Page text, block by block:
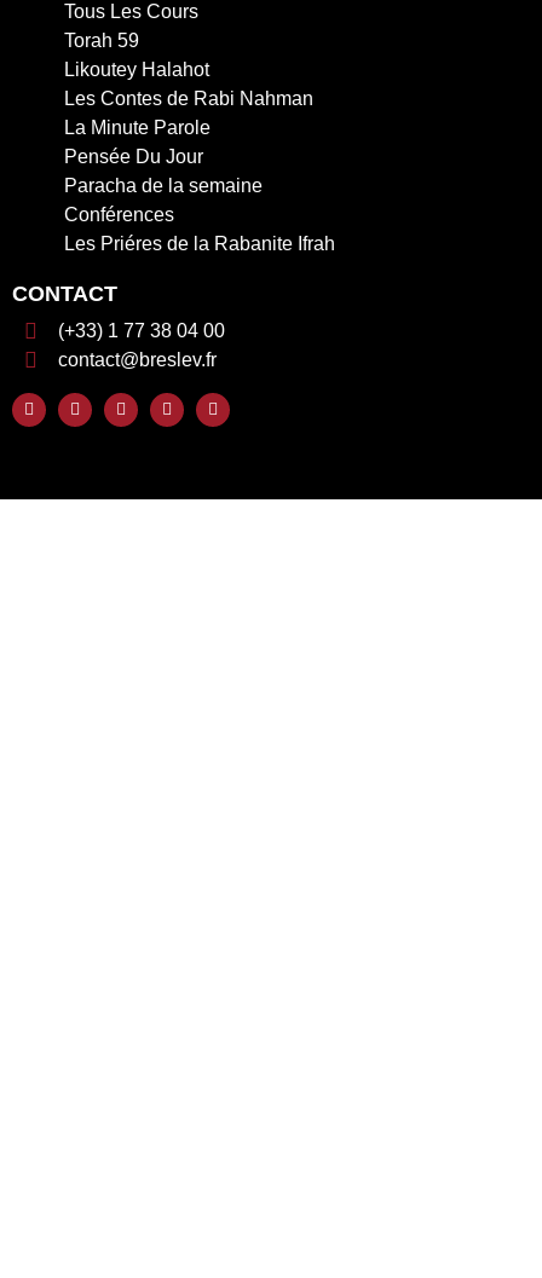
Tous Les Cours
Torah 59
Likoutey Halahot
Les Contes de Rabi Nahman
La Minute Parole
Pensée Du Jour
Paracha de la semaine
Conférences
Les Priéres de la Rabanite Ifrah
CONTACT
(+33) 1 77 38 04 00
contact@breslev.fr